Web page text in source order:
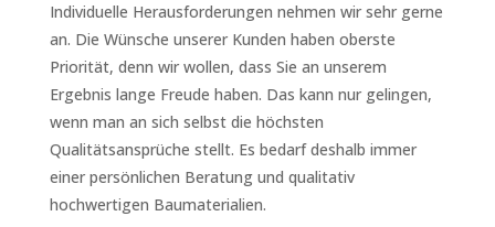
Individuelle Herausforderungen nehmen wir sehr gerne
an. Die Wünsche unserer Kunden haben oberste
Priorität, denn wir wollen, dass Sie an unserem
Ergebnis lange Freude haben. Das kann nur gelingen,
wenn man an sich selbst die höchsten
Qualitätsansprüche stellt. Es bedarf deshalb immer
einer persönlichen Beratung und qualitativ
hochwertigen Baumaterialien.